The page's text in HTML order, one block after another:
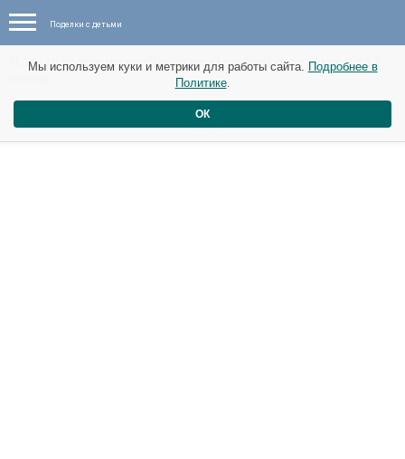
Поделки с детьми
Новые темы в сообществе Поделки с детьми от 12
Мы используем куки и метрики для работы сайта. Подробнее в
Политике.
ОК